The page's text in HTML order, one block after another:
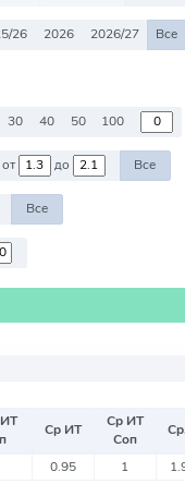
26 2026 2026/27 Все
30 40 50 100
Победа от до Все
Все
Ср ИТ
Ср ИТ
Соп
0.95 1